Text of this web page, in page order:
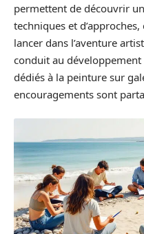
permettent de découvrir
techniques et
lancer dans l’aventure
conduit au
dédiés à la peinture sur
encouragements sont